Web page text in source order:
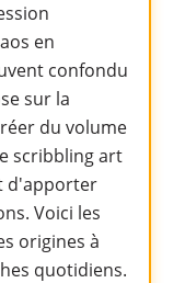
en
confondu
sur la
du volume
scribbling art
d'apporter
Voici les
origines à
quotidiens.